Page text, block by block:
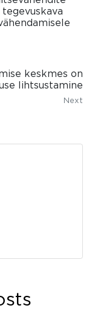
keskmes on
lihtsustamine
Next